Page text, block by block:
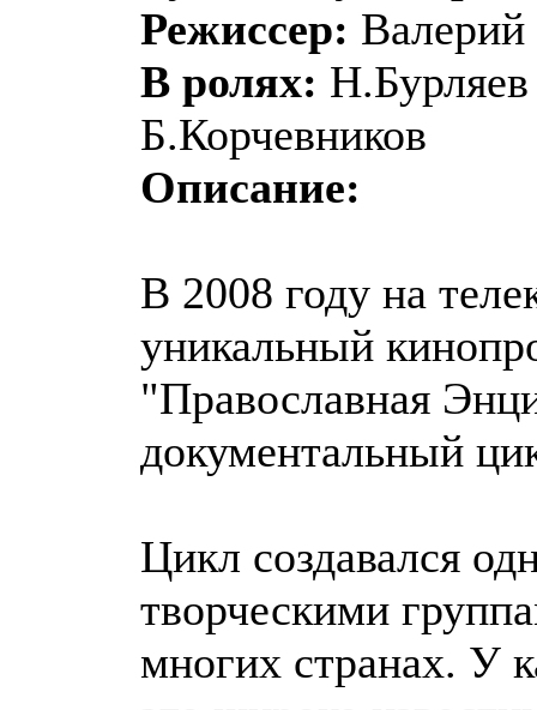
Режиссер: Валерий
В ролях:
Б.Корчевников
Описание:
В 2008 году на
уникальный
"Православная
документальный
Цикл создавался
творческими
многих странах. У